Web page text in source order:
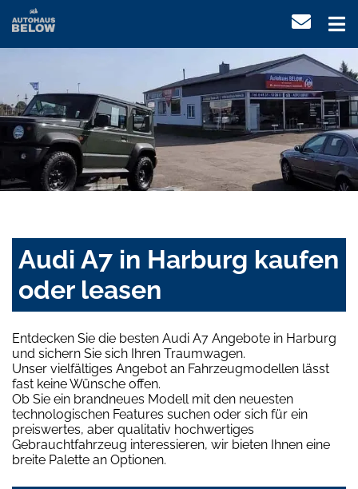
Audi A7 in Harburg kaufen
oder leasen
Entdecken Sie die besten Audi A7 Angebote in Harburg
und sichern Sie sich Ihren Traumwagen.
Unser vielfältiges Angebot an Fahrzeugmodellen lässt
fast keine Wünsche offen.
Ob Sie ein brandneues Modell mit den neuesten
technologischen Features suchen oder sich für ein
preiswertes, aber qualitativ hochwertiges
Gebrauchtfahrzeug interessieren, wir bieten Ihnen eine
breite Palette an Optionen.